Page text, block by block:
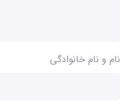
نام و نام خانوادگی